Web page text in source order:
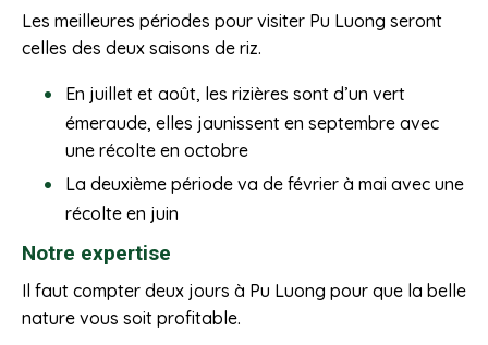
Les meilleures périodes pour visiter Pu Luong seront
celles des deux saisons de riz.
En juillet et août, les rizières sont d’un vert
émeraude, elles jaunissent en septembre avec
une récolte en octobre
La deuxième période va de février à mai avec une
récolte en juin
Notre expertise
Il faut compter deux jours à Pu Luong pour que la belle
nature vous soit profitable.